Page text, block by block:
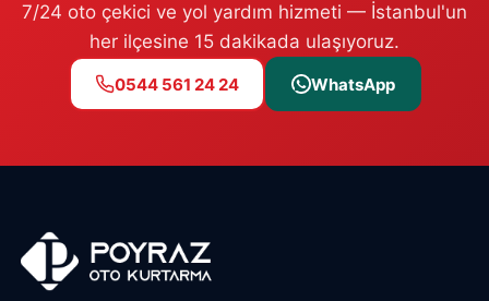
7/24 oto çekici ve yol yardım hizmeti — İstanbul'un
her ilçesine 15 dakikada ulaşıyoruz.
0544 561 24 24 WhatsApp